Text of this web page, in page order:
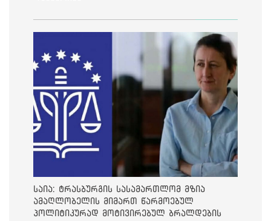
საია: ტრასბურგის სასამართლომ მზია
ამაღლობელის მიმართ წარმოებულ
პოლიტიკურად მოტივირებულ ბრალდების